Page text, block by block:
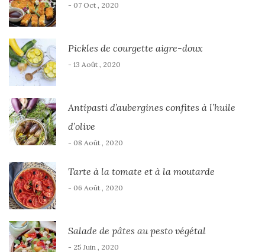
- 07 Oct , 2020
Pickles de courgette aigre-doux
- 13 Août , 2020
Antipasti d’aubergines confites à l’huile
d’olive
- 08 Août , 2020
Tarte à la tomate et à la moutarde
- 06 Août , 2020
Salade de pâtes au pesto végétal
- 25 Juin , 2020